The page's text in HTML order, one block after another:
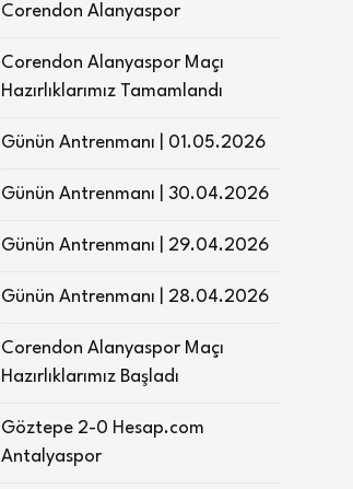
Corendon Alanyaspor
Corendon Alanyaspor Maçı
Hazırlıklarımız Tamamlandı
Günün Antrenmanı | 01.05.2026
Günün Antrenmanı | 30.04.2026
Günün Antrenmanı | 29.04.2026
Günün Antrenmanı | 28.04.2026
Corendon Alanyaspor Maçı
Hazırlıklarımız Başladı
Göztepe 2-0 Hesap.com
Antalyaspor